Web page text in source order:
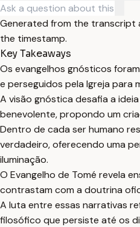
Generated from the transcript
the timestamp.
Key Takeaways
Os evangelhos gnósticos
e perseguidos pela Igreja para
A visão gnóstica desafia a
benevolente, propondo um
Dentro de cada ser humano
verdadeiro, oferecendo uma
iluminação.
O Evangelho de Tomé revela
contrastam com a doutrina
A luta entre essas narrativas
filosófico que persiste até os